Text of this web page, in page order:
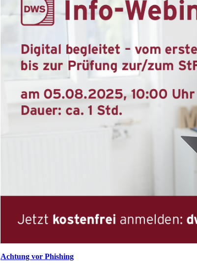
Achtung vor Phishing